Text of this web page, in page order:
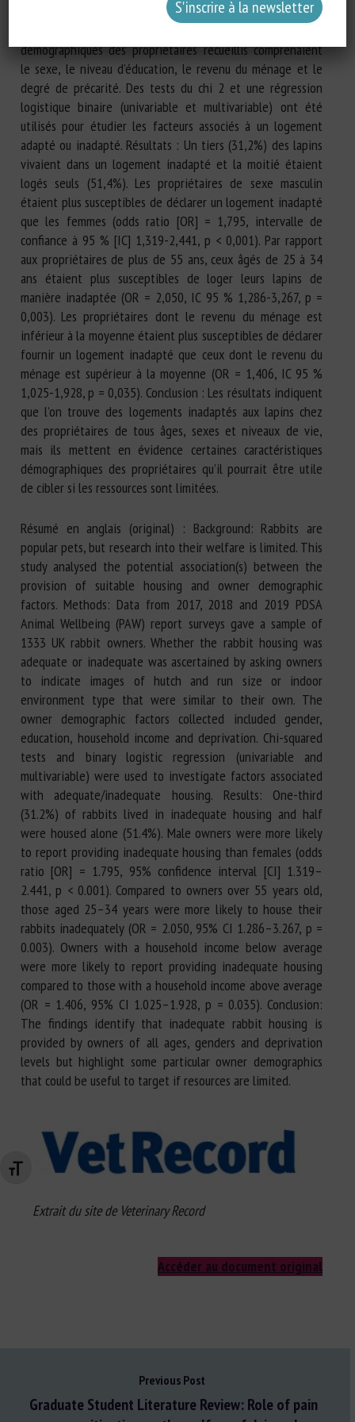
Changer la taille de la police
taille du clapier et du parcours ou du type d’environnement
démographiques des propriétaires recueillis comprenaient
le sexe, le niveau d’éducation, le revenu du ménage et le
degré de précarité. Des tests du chi 2 et une régression
logistique binaire (univariable et multivariable) ont été
utilisés pour étudier les facteurs associés à un logement
adapté ou inadapté. Résultats : Un tiers (31,2%) des lapins
vivaient dans un logement inadapté et la moitié étaient
logés seuls (51,4%). Les propriétaires de sexe masculin
étaient plus susceptibles de déclarer un logement inadapté
que les femmes (odds ratio [OR] = 1,795, intervalle de
confiance à 95 % [IC] 1,319-2,441, p < 0,001). Par rapport
aux propriétaires de plus de 55 ans, ceux âgés de 25 à 34
ans étaient plus susceptibles de loger leurs lapins de
manière inadaptée (OR = 2,050, IC 95 % 1,286-3,267, p =
0,003). Les propriétaires dont le revenu du ménage est
inférieur à la moyenne étaient plus susceptibles de déclarer
fournir un logement inadapté que ceux dont le revenu du
ménage est supérieur à la moyenne (OR = 1,406, IC 95 %
1,025-1,928, p = 0,035). Conclusion : Les résultats indiquent
que l’on trouve des logements inadaptés aux lapins chez
des propriétaires de tous âges, sexes et niveaux de vie,
mais ils mettent en évidence certaines caractéristiques
démographiques des propriétaires qu’il pourrait être utile
de cibler si les ressources sont limitées.
Résumé en anglais (original) : Background: Rabbits are
popular pets, but research into their welfare is limited. This
study analysed the potential association(s) between the
provision of suitable housing and owner demographic
factors. Methods: Data from 2017, 2018 and 2019 PDSA
Animal Wellbeing (PAW) report surveys gave a sample of
1333 UK rabbit owners. Whether the rabbit housing was
adequate or inadequate was ascertained by asking owners
to indicate images of hutch and run size or indoor
environment type that were similar to their own. The
owner demographic factors collected included gender,
education, household income and deprivation. Chi-squared
tests and binary logistic regression (univariable and
multivariable) were used to investigate factors associated
with adequate/inadequate housing. Results: One-third
(31.2%) of rabbits lived in inadequate housing and half
were housed alone (51.4%). Male owners were more likely
to report providing inadequate housing than females (odds
ratio [OR] = 1.795, 95% confidence interval [CI] 1.319–
2.441, p < 0.001). Compared to owners over 55 years old,
those aged 25–34 years were more likely to house their
rabbits inadequately (OR = 2.050, 95% CI 1.286–3.267, p =
0.003). Owners with a household income below average
were more likely to report providing inadequate housing
compared to those with a household income above average
(OR = 1.406, 95% CI 1.025–1.928, p = 0.035). Conclusion:
The findings identify that inadequate rabbit housing is
provided by owners of all ages, genders and deprivation
levels but highlight some particular owner demographics
that could be useful to target if resources are limited.
Extrait du site de Veterinary Record
Accéder au document original
Previous Post
Graduate Student Literature Review: Role of pain